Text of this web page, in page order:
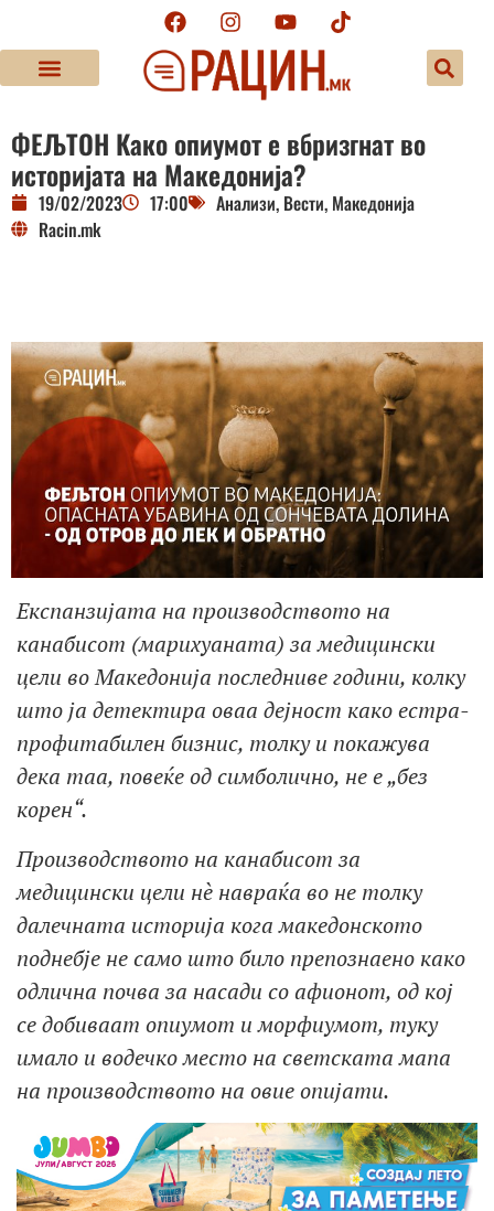
ФЕЉТОН Како опиумот е вбризгнат во
историјата на Македонија?
19/02/2023 17:00 Анализи, Вести, Македонија
Racin.mk
Експанзијата на производството на
канабисот (марихуаната) за медицински
цели во Македонија последниве години, колку
што ја детектира оваа дејност како естра-
профитабилен бизнис, толку и покажува
дека таа, повеќе од симболично, не е „без
корен“.
Производството на канабисот за
медицински цели нè навраќа во не толку
далечната историја кога македонското
поднебје не само што било препознаено како
одлична почва за насади со афионот, од кој
се добиваат опиумот и морфиумот, туку
имало и водечко место на светската мапа
на производството на овие опијати.